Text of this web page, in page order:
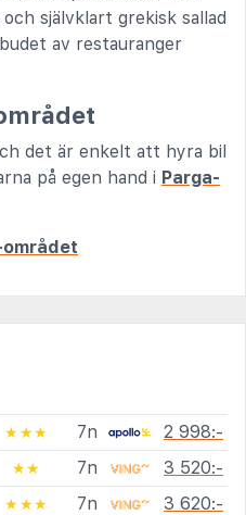
självklart grekisk sallad
av restauranger
det är enkelt att hyra bil
på egen hand i Parga-
★★★ 7n
2 998:-
★★ 7n
3 520:-
★★★ 7n
3 620:-